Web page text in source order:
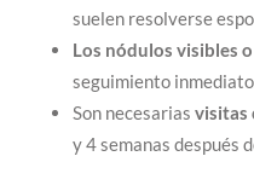
suelen resolverse
Los nódulos visibles
seguimiento
Son necesarias visitas
y 4 semanas después